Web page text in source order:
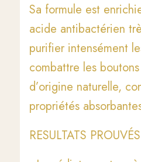
Sa formule est
acide antibactérien
purifier intensément
combattre les
d’origine naturelle,
propriétés
RESULTATS